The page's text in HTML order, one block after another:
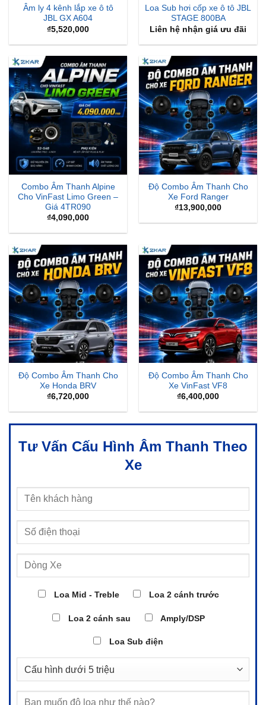
Âm ly 4 kênh lắp xe ô tô
JBL GX A604
₫5,520,000
Loa Sub hơi cốp xe ô tô JBL
STAGE 800BA
Liên hệ nhận giá ưu đãi
Combo Âm Thanh Alpine
Cho VinFast Limo Green –
Giá 4TR090
₫4,090,000
Độ Combo Âm Thanh Cho
Xe Ford Ranger
₫13,900,000
Độ Combo Âm Thanh Cho
Xe Honda BRV
₫6,720,000
Độ Combo Âm Thanh Cho
Xe VinFast VF8
₫6,400,000
Tư Vấn Cấu Hình Âm Thanh Theo
Xe
Loa Mid - Treble Loa 2 cánh trước
Loa 2 cánh sau Amply/DSP
Loa Sub điện